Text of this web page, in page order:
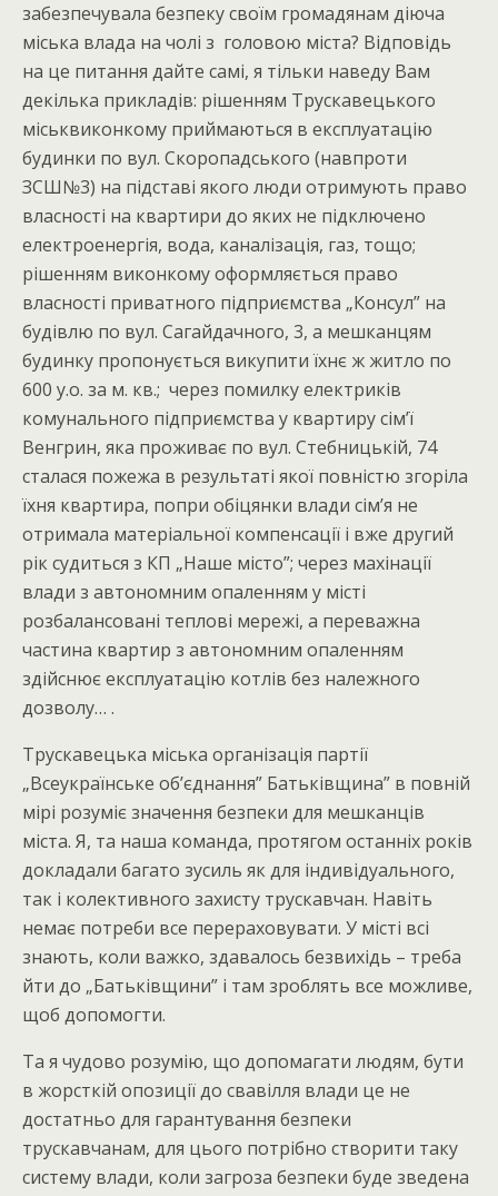
забезпечувала безпеку своїм громадянам діюча
міська влада на чолі з головою міста? Відповідь
на це питання дайте самі, я тільки наведу Вам
декілька прикладів: рішенням Трускавецького
міськвиконкому приймаються в експлуатацію
будинки по вул. Скоропадського (навпроти
ЗСШ№3) на підставі якого люди отримують право
власності на квартири до яких не підключено
електроенергія, вода, каналізація, газ, тощо;
рішенням виконкому оформляється право
власності приватного підприємства „Консул” на
будівлю по вул. Сагайдачного, 3, а мешканцям
будинку пропонується викупити їхнє ж житло по
600 у.о. за м. кв.; через помилку електриків
комунального підприємства у квартиру сім’ї
Венгрин, яка проживає по вул. Стебницькій, 74
сталася пожежа в результаті якої повністю згоріла
їхня квартира, попри обіцянки влади сім’я не
отримала матеріальної компенсації і вже другий
рік судиться з КП „Наше місто”; через махінації
влади з автономним опаленням у місті
розбалансовані теплові мережі, а переважна
частина квартир з автономним опаленням
здійснює експлуатацію котлів без належного
дозволу… .
Трускавецька міська організація партії
„Всеукраїнське об’єднання” Батьківщина” в повній
мірі розуміє значення безпеки для мешканців
міста. Я, та наша команда, протягом останніх років
докладали багато зусиль як для індивідуального,
так і колективного захисту трускавчан. Навіть
немає потреби все перераховувати. У місті всі
знають, коли важко, здавалось безвихідь – треба
йти до „Батьківщини” і там зроблять все можливе,
щоб допомогти.
Та я чудово розумію, що допомагати людям, бути
в жорсткій опозиції до свавілля влади це не
достатньо для гарантування безпеки
трускавчанам, для цього потрібно створити таку
систему влади, коли загроза безпеки буде зведена